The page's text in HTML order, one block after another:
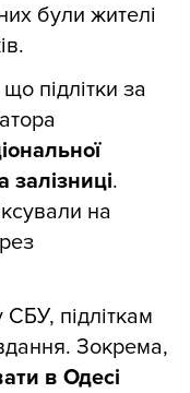
були жителі
підлітки за
залізниці.
на
підліткам
Зокрема,
в Одесі